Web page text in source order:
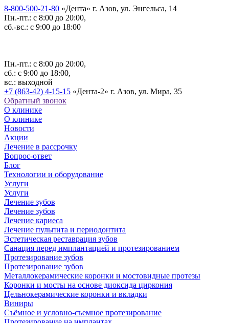
8-800-500-21-80 «Дента» г. Азов, ул. Энгельса, 14
Пн.-пт.: с 8:00 до 20:00,
сб.-вс.: с 9:00 до 18:00
Пн.-пт.: с 8:00 до 20:00,
сб.: с 9:00 до 18:00,
вс.: выходной
+7 (863-42) 4-15-15 «Дента-2» г. Азов, ул. Мира, 35
Обратный звонок
О клинике
О клинике
Новости
Акции
Лечение в рассрочку
Вопрос-ответ
Блог
Технологии и оборудование
Услуги
Услуги
Лечение зубов
Лечение зубов
Лечение кариеса
Лечение пульпита и периодонтита
Эстетическая реставрация зубов
Санация перед имплантацией и протезированием
Протезирование зубов
Протезирование зубов
Металлокерамические коронки и мостовидные протезы
Коронки и мосты на основе диоксида циркония
Цельнокерамические коронки и вкладки
Виниры
Съёмное и условно-съемное протезирование